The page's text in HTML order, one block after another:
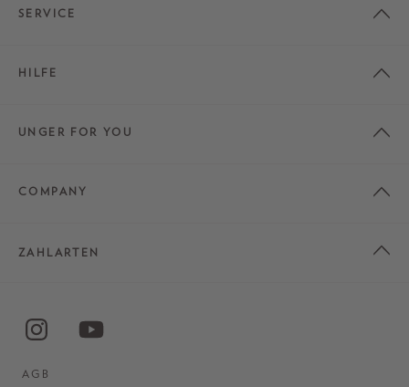
SERVICE
HILFE
UNGER FOR YOU
COMPANY
ZAHLARTEN
AGB